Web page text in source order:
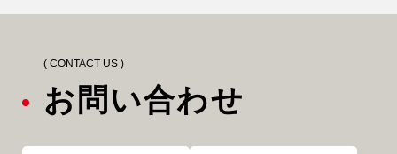
( CONTACT US )
お問い合わせ